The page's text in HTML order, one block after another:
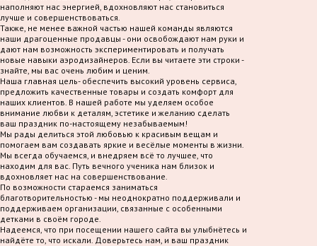
наполняют нас энергией, вдохновляют нас становиться
лучше и совершенствоваться.
Также, не менее важной частью нашей команды являются
наши драгоценные продавцы - они освобождают нам руки и
дают нам возможность экспериментировать и получать
новые навыки аэродизайнеров. Если вы читаете эти строки -
знайте, мы вас очень любим и ценим.
Наша главная цель- обеспечить высокий уровень сервиса,
предложить качественные товары и создать комфорт для
наших клиентов. В нашей работе мы уделяем особое
внимание любви к деталям, эстетике и желанию сделать
ваш праздник по-настоящему незабываемым!
Мы рады делиться этой любовью к красивым вещам и
помогаем вам создавать яркие и весёлые моменты в жизни.
Мы всегда обучаемся, и внедряем всё то лучшее, что
находим для вас. Путь вечного ученика нам близок и
вдохновляет нас на совершенствование.
По возможности стараемся заниматься
благотворительностью - мы неоднократно поддерживали и
поддерживаем организации, связанные с особенными
детками в своём городе.
Надеемся, что при посещении нашего сайта вы улыбнётесь и
найдёте то, что искали. Доверьтесь нам, и ваш праздник